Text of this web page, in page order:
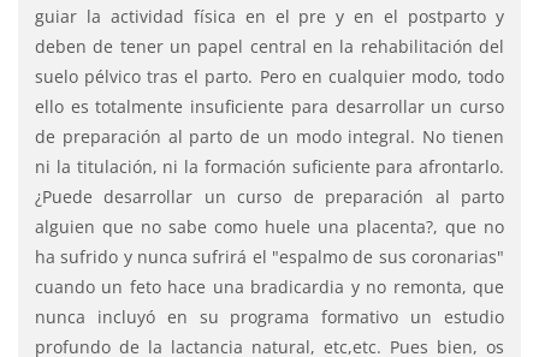
guiar la actividad física en el pre y en el postparto y
deben de tener un papel central en la rehabilitación del
suelo pélvico tras el parto. Pero en cualquier modo, todo
ello es totalmente insuficiente para desarrollar un curso
de preparación al parto de un modo integral. No tienen
ni la titulación, ni la formación suficiente para afrontarlo.
¿Puede desarrollar un curso de preparación al parto
alguien que no sabe como huele una placenta?, que no
ha sufrido y nunca sufrirá el "espalmo de sus coronarias"
cuando un feto hace una bradicardia y no remonta, que
nunca incluyó en su programa formativo un estudio
profundo de la lactancia natural, etc,etc. Pues bien, os